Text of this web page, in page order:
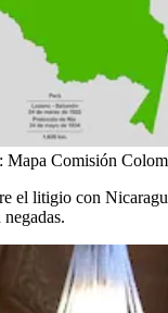
Mapa Comisión
litigio con